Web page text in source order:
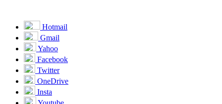
Hotmail
Gmail
Yahoo
Facebook
Twitter
OneDrive
Insta